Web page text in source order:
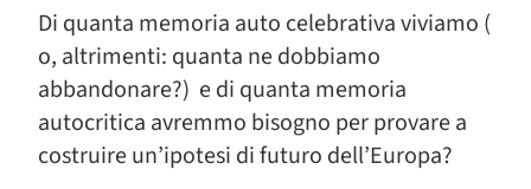
Di quanta memoria auto celebrativa viviamo (
o, altrimenti: quanta ne dobbiamo
abbandonare?) e di quanta memoria
autocritica avremmo bisogno per provare a
costruire un’ipotesi di futuro dell’Europa?